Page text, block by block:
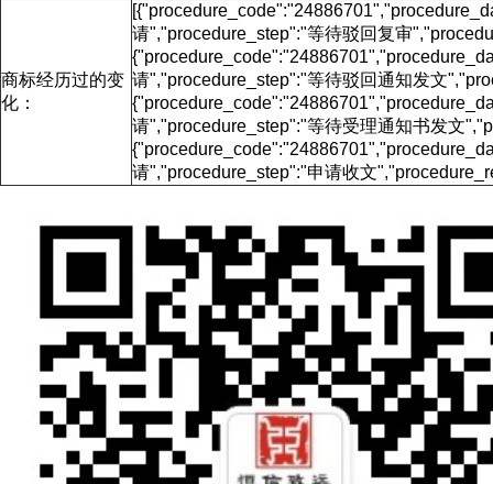
商标经历过的变
化：
请","procedure_step":"等待驳回复审
请","procedure_step":"等待驳回通知发文
请","procedure_step":"等待受理通知书发文
请","procedure_step":"申请收文